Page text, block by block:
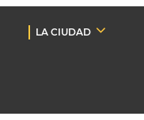
LA CIUDAD